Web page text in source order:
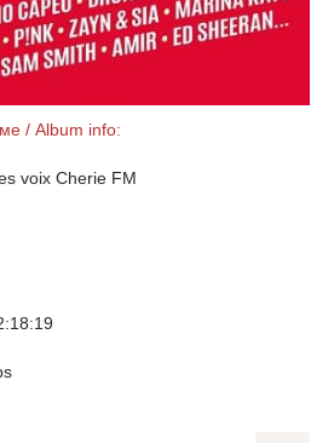
/ Album info:
voix Cherie FM